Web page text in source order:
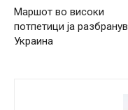
Маршот во високи
потпетици ја
Украина